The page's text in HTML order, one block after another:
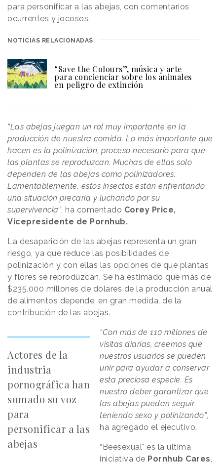
para personificar a las abejas, con comentarios
ocurrentes y jocosos.
NOTICIAS RELACIONADAS
“Save the Colours”, música y arte
para concienciar sobre los animales
en peligro de extinción
“Las abejas juegan un rol muy importante en la
producción de nuestra comida. Lo más importante que
hacen es la polinización, proceso necesario para que
las plantas se reproduzcan. Muchas de ellas solo
dependen de las abejas como polinizadores.
Lamentablemente, estos insectos están enfrentando
una situación precaria y luchando por su
supervivencia”, ha comentado Corey Price,
Vicepresidente de Pornhub.
La desaparición de las abejas representa un gran
riesgo, ya que reduce las posibilidades de
polinización y con ellas las opciones de que plantas
y flores se reproduzcan. Se ha estimado que más de
$235.000 millones de dólares de la producción anual
de alimentos depende, en gran medida, de la
contribución de las abejas.
Actores de la
industria
pornográfica han
sumado su voz
para
personificar a las
abejas
“Con más de 110 millones de
visitas diarias, creemos que
nuestros usuarios se pueden
unir para ayudar a conservar
esta preciosa especie. Es
nuestro deber garantizar que
las abejas puedan seguir
teniendo sexo y polinizando”,
ha agregado el ejecutivo.
“Beesexual" es la última
iniciativa de Pornhub Cares,